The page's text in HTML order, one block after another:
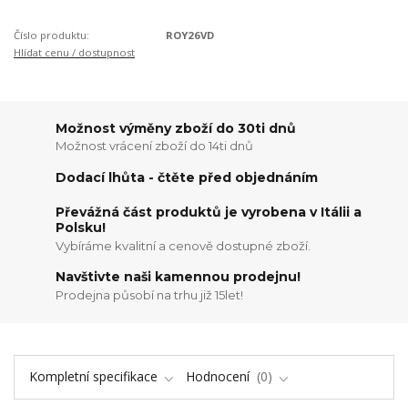
Číslo produktu:
ROY26VD
Hlídat cenu / dostupnost
Možnost výměny zboží do 30ti dnů
Možnost vrácení zboží do 14ti dnů
Dodací lhůta - čtěte před objednáním
Převážná část produktů je vyrobena v Itálii a
Polsku!
Vybíráme kvalitní a cenově dostupné zboží.
Navštivte naši kamennou prodejnu!
Prodejna působí na trhu již 15let!
Kompletní specifikace Hodnocení 0